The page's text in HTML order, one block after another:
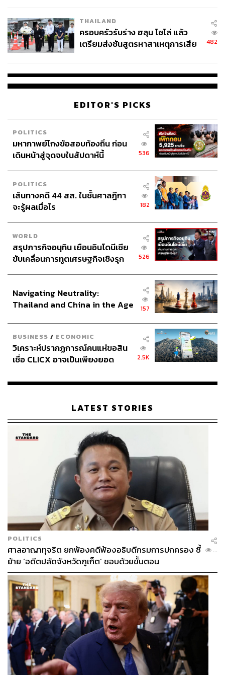
THAILAND
ครอบครัวรับร่าง ฮลุน โซโล่ แล้ว
เตรียมส่งชันสูตรหาสาเหตุการเสีย
482
EDITOR'S PICKS
POLITICS
มหากาพย์โกงข้อสอบท้องถิ่น ก่อน
เดินหน้าสู่จุดจบในสัปดาห์นี้
536
POLITICS
เส้นทางคดี 44 สส. ในชั้นศาลฎีกา
จะรู้ผลเมื่อไร
182
WORLD
สรุปภารกิจอนุทิน เยือนอินโดนีเซีย
ขับเคลื่อนการทูตเศรษฐกิจเชิงรุก
526
Navigating Neutrality:
Thailand and China in the Age
157
BUSINESS / ECONOMIC
วิเคราะห์ปรากฏการณ์คนแห่ขอสิน
เชื่อ CLICX อาจเป็นเพียงยอด
เรือนไทยที่ถูกซุกไว้
2.5K
LATEST STORIES
POLITICS
ศาลอาญาทุจริต ยกฟ้องคดีฟ้องอธิบดีกรมการปกครอง ชี้
ย้าย ‘อดีตปลัดจังหวัดภูเก็ต’ ชอบด้วยขั้นตอน
...